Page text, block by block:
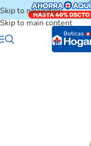
Skip to navigation
Skip to main content